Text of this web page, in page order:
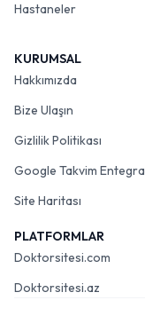
Hastaneler
KURUMSAL
Hakkımızda
Bize Ulaşın
Gizlilik Politikası
Google Takvim
Site Haritası
PLATFORMLAR
Doktorsitesi.com
Doktorsitesi.az